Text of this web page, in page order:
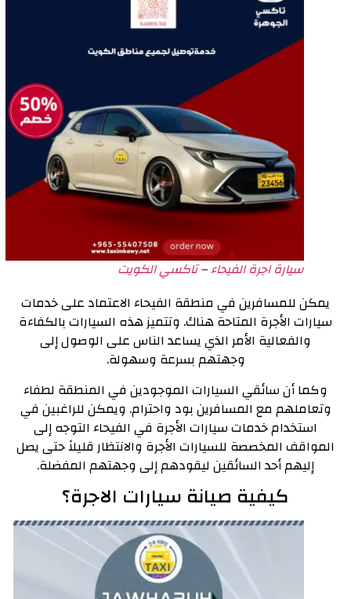
سيارة اجرة الفيحاء–تاكسي الكويت
يمكن للمسافرين في منطقة الفيحاء الاعتماد على خدمات
سيارات الأجرة المتاحة هناك. وتتميز هذه السيارات بالكفاءة
والفعالية الأمر الذي يساعد الناس على الوصول إلى
وجهتهم بسرعة وسهولة.
وكما أن سائقي السيارات الموجودين في المنطقة لطفاء
وتعاملهم مع المسافرين بود واحترام. ويمكن للراغبين في
استخدام خدمات سيارات الأجرة في الفيحاء التوجه إلى
المواقف المخصصة للسيارات الأجرة والانتظار قليلاً حتى يصل
إليهم أحد السائقين ليقودهم إلى وجهتهم المفضلة.
كيفية صيانة سيارات الاجرة؟